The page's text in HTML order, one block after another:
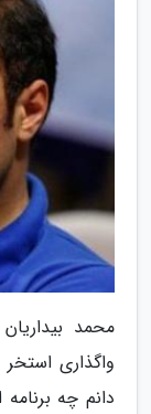
محمد
واگذاری
دانم چه